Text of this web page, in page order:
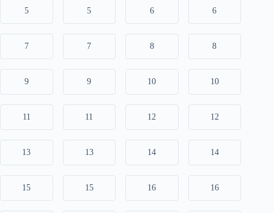
5 5 6 6
7 7 8 8
9 9 10 10
11 11 12 12
13 13 14 14
15 15 16 16